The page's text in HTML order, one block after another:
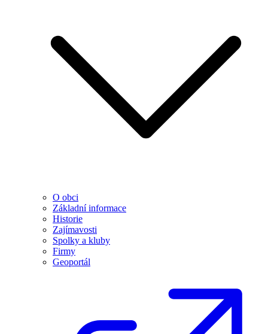
O obci
Základní informace
Historie
Zajímavosti
Spolky a kluby
Firmy
Geoportál